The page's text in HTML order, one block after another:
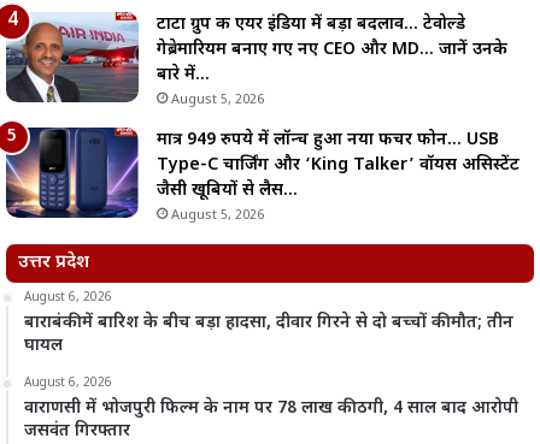
टाटा ग्रुप की एयर इंडिया में बड़ा बदलाव… टेवोल्डे
गेब्रेमारियम बनाए गए नए CEO और MD… जानें उनके
बारे में…
August 5, 2026
मात्र 949 रुपये में लॉन्च हुआ नया फीचर फोन… USB
Type-C चार्जिंग और ‘King Talker’ वॉयस असिस्टेंट
जैसी खूबियों से लैस…
August 5, 2026
उत्तर प्रदेश
August 6, 2026
बाराबंकी में बारिश के बीच बड़ा हादसा, दीवार गिरने से दो बच्चों की मौत; तीन
घायल
August 6, 2026
वाराणसी में भोजपुरी फिल्म के नाम पर 78 लाख की ठगी, 4 साल बाद आरोपी
जसवंत गिरफ्तार